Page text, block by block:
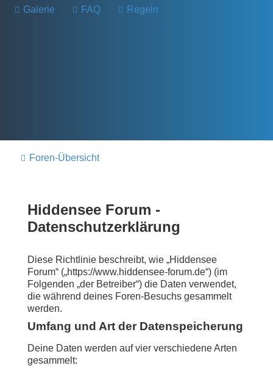
Galerie FAQ Regeln
Foren-Übersicht
Hiddensee Forum -
Datenschutzerklärung
Diese Richtlinie beschreibt, wie „Hiddensee
Forum“ („https://www.hiddensee-forum.de“) (im
Folgenden „der Betreiber“) die Daten verwendet,
die während deines Foren-Besuchs gesammelt
werden.
Umfang und Art der Datenspeicherung
Deine Daten werden auf vier verschiedene Arten
gesammelt: